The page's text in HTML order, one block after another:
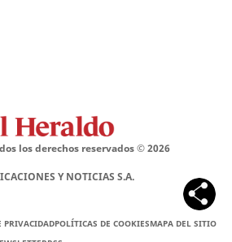
los derechos reservados ©2026
Y NOTICIAS S.A.
PRIVACIDADPOLÍTICAS DE COOKIESMAPA DEL SITIO